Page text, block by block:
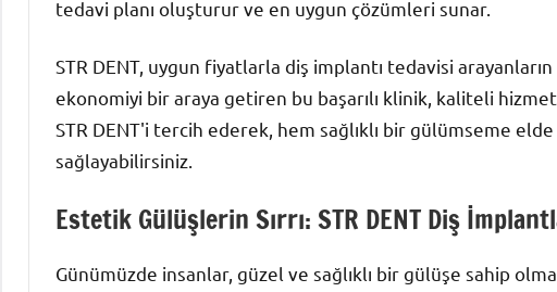
tedavi planı oluşturur ve en uygun çözümleri sunar.
STR DENT, uygun fiyatlarla diş implantı tedavisi
ekonomiyi bir araya getiren bu başarılı klinik, kaliteli
STR DENT'i tercih ederek, hem sağlıklı bir gülümseme
sağlayabilirsiniz.
Estetik Gülüşlerin Sırrı: STR DENT Diş
Günümüzde insanlar, güzel ve sağlıklı bir gülüşe sahip